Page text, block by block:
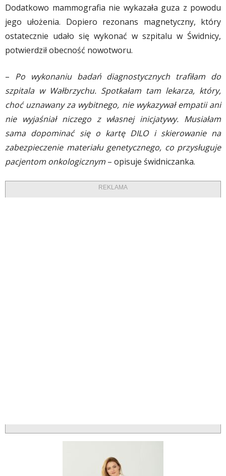
Dodatkowo mammografia nie wykazała guza z powodu
jego ułożenia. Dopiero rezonans magnetyczny, który
ostatecznie udało się wykonać w szpitalu w Świdnicy,
potwierdził obecność nowotworu.
– Po wykonaniu badań diagnostycznych trafiłam do
szpitala w Wałbrzychu. Spotkałam tam lekarza, który,
choć uznawany za wybitnego, nie wykazywał empatii ani
nie wyjaśniał niczego z własnej inicjatywy. Musiałam
sama dopominać się o kartę DILO i skierowanie na
zabezpieczenie materiału genetycznego, co przysługuje
pacjentom onkologicznym – opisuje świdniczanka.
REKLAMA